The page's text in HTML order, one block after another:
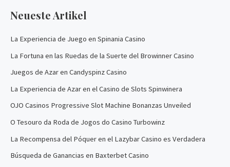
Neueste Artikel
La Experiencia de Juego en Spinania Casino
La Fortuna en las Ruedas de la Suerte del Browinner Casino
Juegos de Azar en Candyspinz Casino
La Experiencia de Azar en el Casino de Slots Spinwinera
OJO Casinos Progressive Slot Machine Bonanzas Unveiled
O Tesouro da Roda de Jogos do Casino Turbowinz
La Recompensa del Póquer en el Lazybar Casino es Verdadera
Búsqueda de Ganancias en Baxterbet Casino